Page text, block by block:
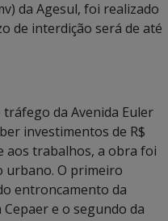
da Agesul, foi realizado
de interdição será de até
tráfego da Avenida Euler
investimentos de R$
aos trabalhos, a obra foi
urbano. O primeiro
entroncamento da
e o segundo da